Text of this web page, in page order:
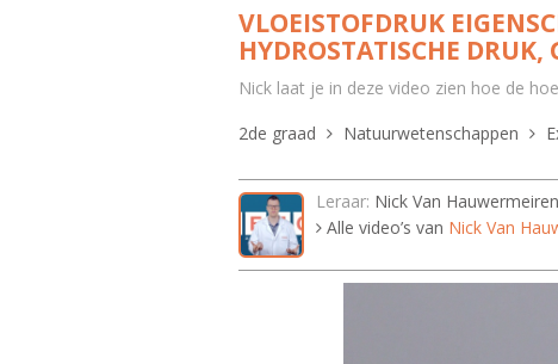
VLOEISTOFDRUK
HYDROSTATISCHE DRUK,
Nick laat je in deze video zien hoe de
2de graad
Natuurwetenschappen
Leraar: Nick Van Hauwermeiren
Alle video’s van Nick Van